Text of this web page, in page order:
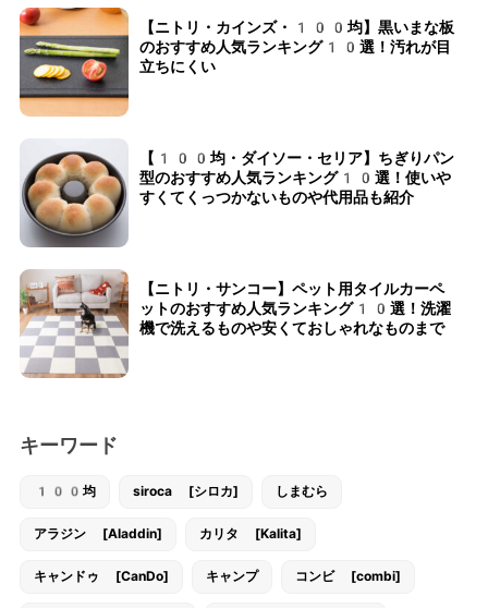
【ニトリ・カインズ・100均】黒いまな板
のおすすめ人気ランキング10選！汚れが目
立ちにくい
【100均・ダイソー・セリア】ちぎりパン
型のおすすめ人気ランキング10選！使いや
すくてくっつかないものや代用品も紹介
【ニトリ・サンコー】ペット用タイルカーペ
ットのおすすめ人気ランキング10選！洗濯
機で洗えるものや安くておしゃれなものまで
キーワード
100均 siroca [シロカ] しまむら
アラジン [Aladdin] カリタ [Kalita]
キャンドゥ [CanDo] キャンプ コンビ [combi]